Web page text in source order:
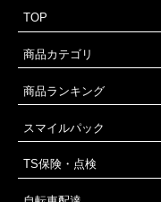
TOP
商品カテゴリ
商品ランキング
スマイルパック
TS保険・点検